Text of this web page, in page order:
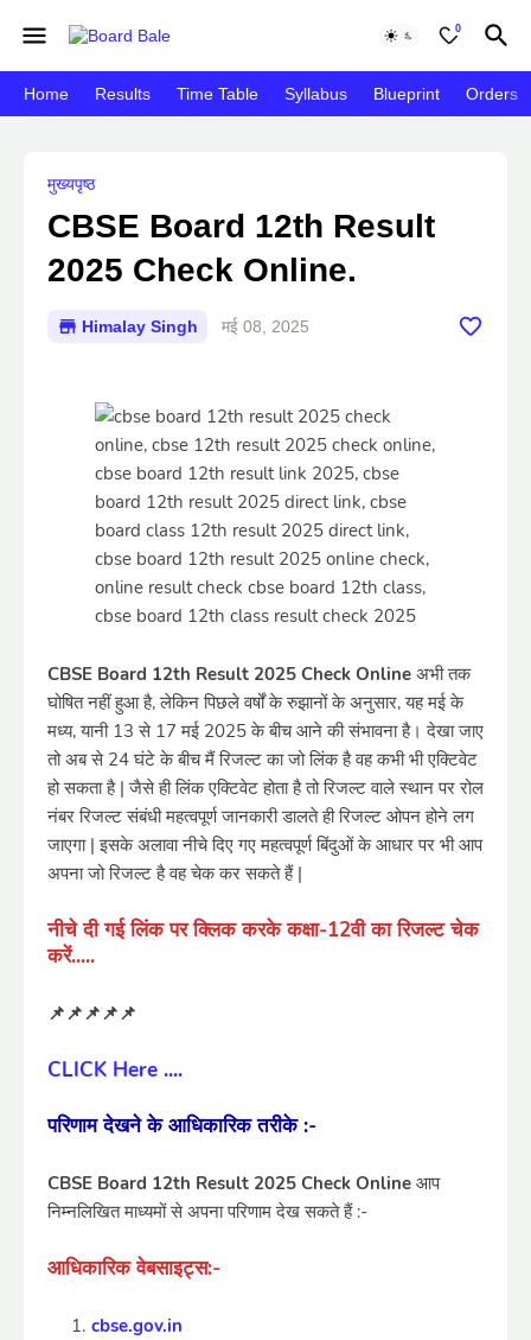
0
Home Results Time Table Syllabus Blueprint Orders
मुख्यपृष्ठ
CBSE Board 12th Result
2025 Check Online.
Himalay Singh मई 08, 2025
CBSE Board 12th Result 2025 Check Online अभी तक
घोषित नहीं हुआ है, लेकिन पिछले वर्षों के रुझानों के अनुसार, यह मई के
मध्य, यानी 13 से 17 मई 2025 के बीच आने की संभावना है। देखा जाए
तो अब से 24 घंटे के बीच मैं रिजल्ट का जो लिंक है वह कभी भी एक्टिवेट
हो सकता है | जैसे ही लिंक एक्टिवेट होता है तो रिजल्ट वाले स्थान पर रोल
नंबर रिजल्ट संबंधी महत्वपूर्ण जानकारी डालते ही रिजल्ट ओपन होने लग
जाएगा | इसके अलावा नीचे दिए गए महत्वपूर्ण बिंदुओं के आधार पर भी आप
अपना जो रिजल्ट है वह चेक कर सकते हैं |
नीचे दी गई लिंक पर क्लिक करके कक्षा-12वी का रिजल्ट चेक
करें.....
📌📌📌📌📌
CLICK Here ....
परिणाम देखने के आधिकारिक तरीके :-
CBSE Board 12th Result 2025 Check Online आप
निम्नलिखित माध्यमों से अपना परिणाम देख सकते हैं :-
आधिकारिक वेबसाइट्स:-
cbse.gov.in